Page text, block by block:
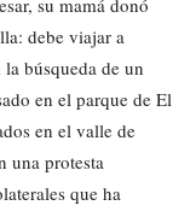
su mamá donó
debe viajar a
búsqueda de un
en el parque de El
en el valle de
una protesta
que ha